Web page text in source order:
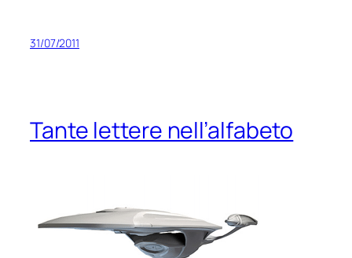
31/07/2011
Tante lettere nell’alfabeto